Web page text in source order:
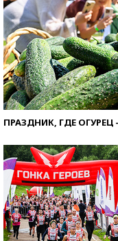
ПРАЗДНИК, ГДЕ